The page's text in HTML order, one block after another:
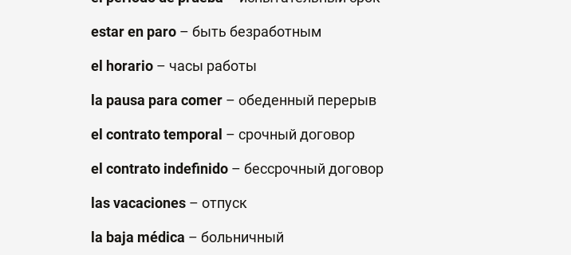
estar en paro – быть безработным
el horario – часы работы
la pausa para comer – обеденный перерыв
el contrato temporal – срочный договор
el contrato indefinido – бессрочный договор
las vacaciones – отпуск
la baja médica – больничный